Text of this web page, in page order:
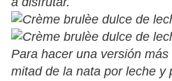
Para hacer una versión
mitad de la nata por leche y